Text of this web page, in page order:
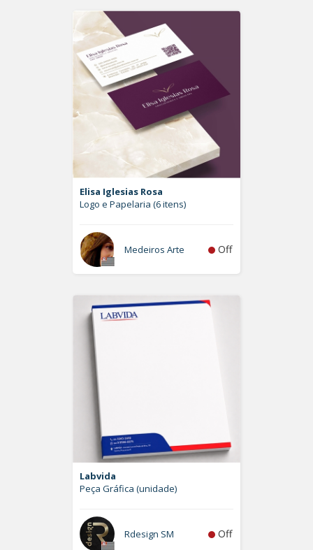
Elisa Iglesias Rosa
Logo e Papelaria (6 itens)
Medeiros Arte Off
Labvida
Peça Gráfica (unidade)
Rdesign SM Off